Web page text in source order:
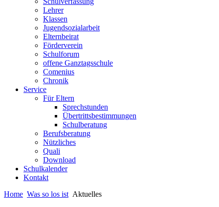
Lehrer
Klassen
Jugendsozialarbeit
Elternbeirat
Förderverein
Schulforum
offene Ganztagsschule
Comenius
Chronik
Service
Für Eltern
Sprechstunden
Übertrittsbestimmungen
Schulberatung
Berufsberatung
Nützliches
Quali
Download
Schulkalender
Kontakt
Home Was so los ist Aktuelles